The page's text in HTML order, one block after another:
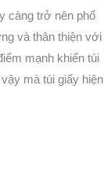
càng trở nên phổ
và thân thiện với
mạnh khiến túi
mà túi giấy hiện